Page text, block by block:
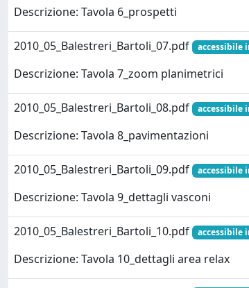
Descrizione: Tavola 6_prospetti
2010_05_Balestreri_Bartoli_07.pdf accessibile
Descrizione: Tavola 7_zoom planimetrici
2010_05_Balestreri_Bartoli_08.pdf accessibile
Descrizione: Tavola 8_pavimentazioni
2010_05_Balestreri_Bartoli_09.pdf accessibile
Descrizione: Tavola 9_dettagli vasconi
2010_05_Balestreri_Bartoli_10.pdf accessibile
Descrizione: Tavola 10_dettagli area relax